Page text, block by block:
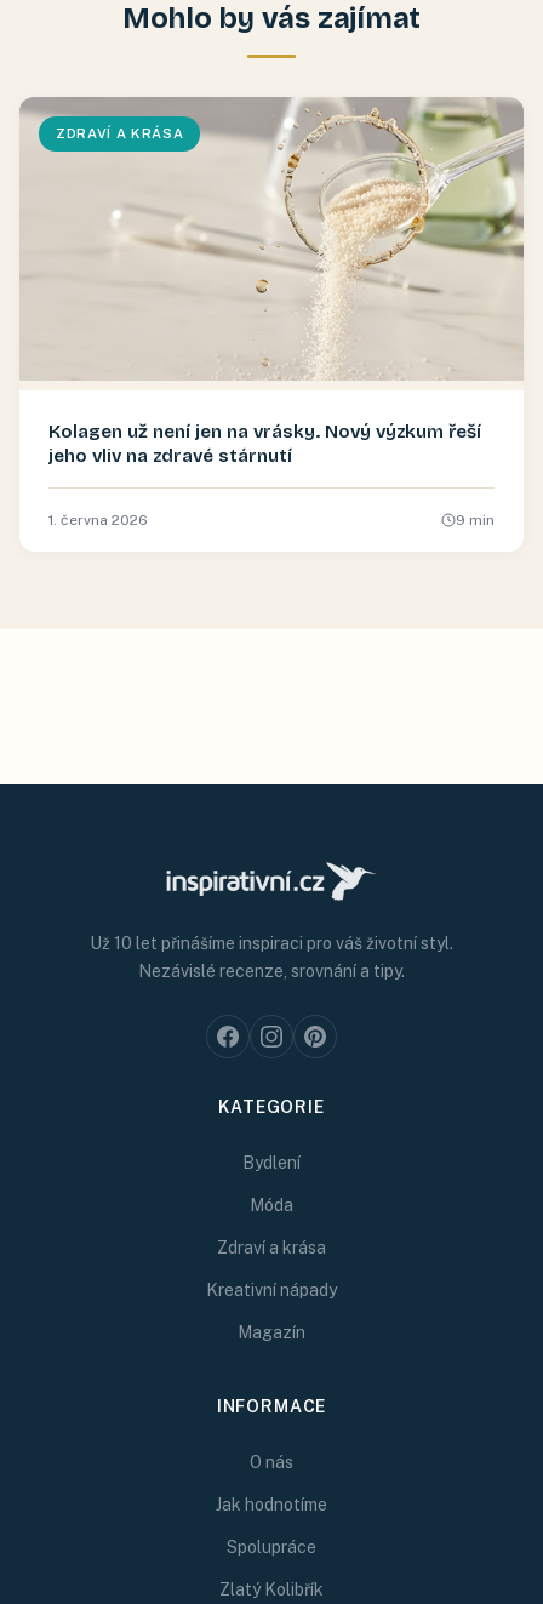
Mohlo by vás zajímat
ZDRAVÍ A KRÁSA
Kolagen už není jen na vrásky. Nový výzkum řeší
jeho vliv na zdravé stárnutí
1. června 2026 9 min
Už 10 let přinášíme inspiraci pro váš životní styl.
Nezávislé recenze, srovnání a tipy.
KATEGORIE
Bydlení
Móda
Zdraví a krása
Kreativní nápady
Magazín
INFORMACE
O nás
Jak hodnotíme
Spolupráce
Zlatý Kolibřík